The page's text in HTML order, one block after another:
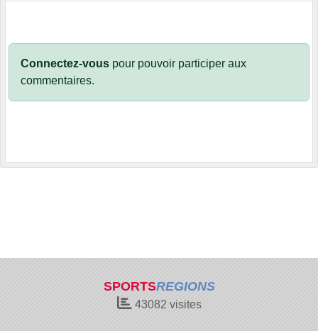
Connectez-vous pour pouvoir participer aux
commentaires.
SPORTSREGIONS
43082 visites